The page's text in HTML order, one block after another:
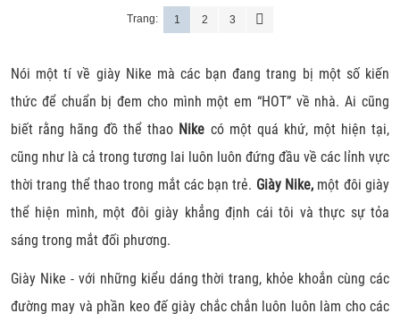
Trang: 1 2 3
Nói một tí về giày Nike mà các bạn đang trang bị một số kiến
thức để chuẩn bị đem cho mình một em “HOT” về nhà. Ai cũng
biết rằng hãng đồ thể thao Nike có một quá khứ, một hiện tại,
cũng như là cả trong tương lai luôn luôn đứng đầu về các lỉnh vực
thời trang thể thao trong mắt các bạn trẻ. Giày Nike, một đôi giày
thể hiện mình, một đôi giày khẳng định cái tôi và thực sự tỏa
sáng trong mắt đối phương.
Giày Nike - với những kiểu dáng thời trang, khỏe khoắn cùng các
đường may và phần keo đế giày chắc chắn luôn luôn làm cho các